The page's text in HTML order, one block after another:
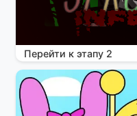
Перейти к этапу 2